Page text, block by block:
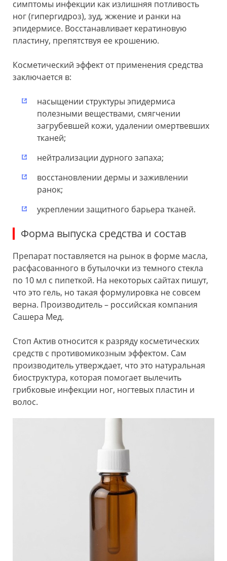
симптомы инфекции как излишняя потливость
ног (гипергидроз), зуд, жжение и ранки на
эпидермисе. Восстанавливает кератиновую
пластину, препятствуя ее крошению.
Косметический эффект от применения средства
заключается в:
насыщении структуры эпидермиса
полезными веществами, смягчении
загрубевшей кожи, удалении омертвевших
тканей;
нейтрализации дурного запаха;
восстановлении дермы и заживлении
ранок;
укреплении защитного барьера тканей.
Форма выпуска средства и состав
Препарат поставляется на рынок в форме масла,
расфасованного в бутылочки из темного стекла
по 10 мл с пипеткой. На некоторых сайтах пишут,
что это гель, но такая формулировка не совсем
верна. Производитель – российская компания
Сашера Мед.
Стоп Актив относится к разряду косметических
средств с противомикозным эффектом. Сам
производитель утверждает, что это натуральная
биоструктура, которая помогает вылечить
грибковые инфекции ног, ногтевых пластин и
волос.